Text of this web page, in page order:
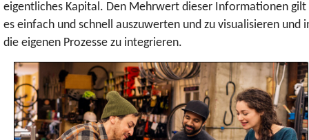
eigentliches Kapital. Den Mehrwert dieser Informationen gilt
es einfach und schnell auszuwerten und zu visualisieren und
die eigenen Prozesse zu integrieren.